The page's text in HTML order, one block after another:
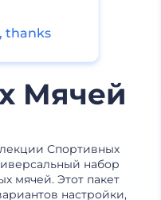
Мячей
Спортивных
набор
мячей. Этот пакет
настройки,
thanks